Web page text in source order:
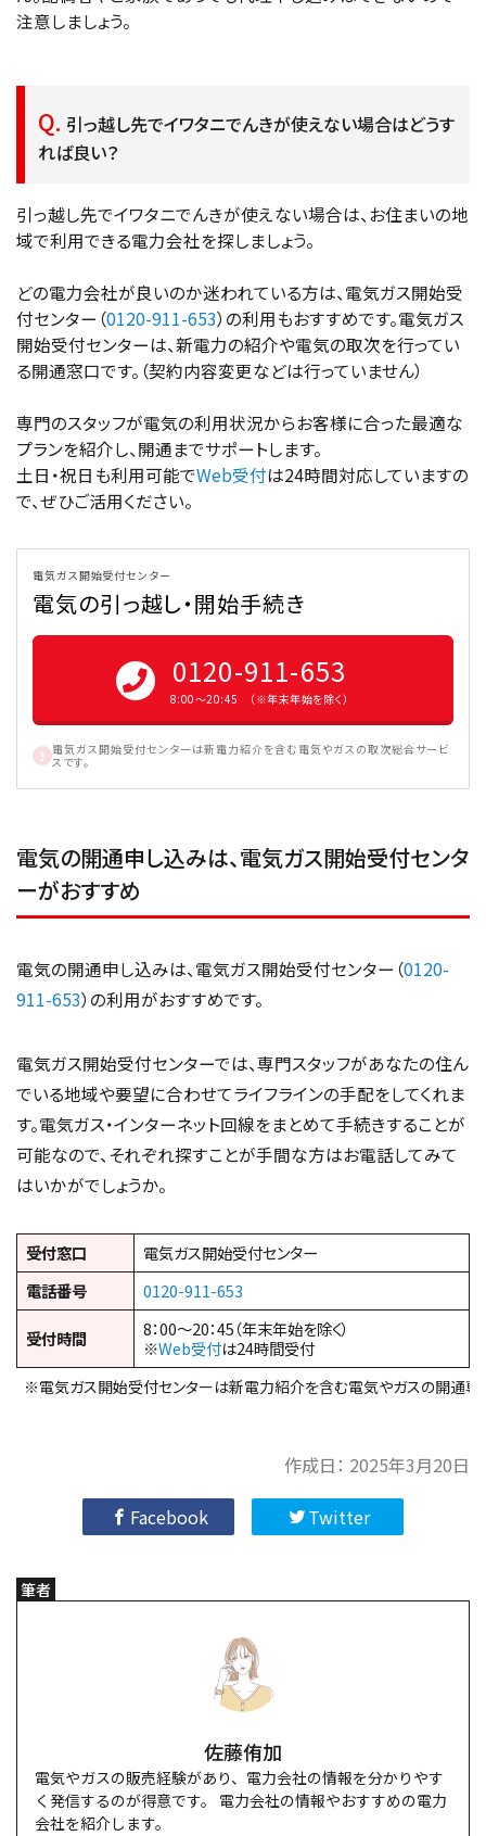
注意しましょう。
引っ越し先でイワタニでんきが使えない場合はどうす
れば良い？
引っ越し先でイワタニでんきが使えない場合は、お住まいの地
域で利用できる電力会社を探しましょう。
どの電力会社が良いのか迷われている方は、電気ガス開始受
付センター（0120-911-653）の利用もおすすめです。電気ガス
開始受付センターは、新電力の紹介や電気の取次を行ってい
る開通窓口です。（契約内容変更などは行っていません）
専門のスタッフが電気の利用状況からお客様に合った最適な
プランを紹介し、開通までサポートします。
土日・祝日も利用可能でWeb受付は24時間対応していますの
で、ぜひご活用ください。
電気ガス開始受付センター
電気の引っ越し・開始手続き
0120-911-653
8:00〜20:45 （※年末年始を除く）
電気ガス開始受付センターは新電力紹介を含む電気やガスの取次総合サービ
スです。
電気の開通申し込みは、電気ガス開始受付センタ
ーがおすすめ
電気の開通申し込みは、電気ガス開始受付センター（0120-
911-653）の利用がおすすめです。
電気ガス開始受付センターでは、専門スタッフがあなたの住ん
でいる地域や要望に合わせてライフラインの手配をしてくれま
す。電気ガス・インターネット回線をまとめて手続きすることが
可能なので、それぞれ探すことが手間な方はお電話してみて
はいかがでしょうか。
受付窓口
電気ガス開始受付センター
電話番号
0120-911-653
受付時間
8：00～20：45（年末年始を除く）
※Web受付は24時間受付
※電気ガス開始受付センターは新電力紹介を含む電気やガスの開通専
作成日： 2025年3月20日
Facebook
Twitter
筆者
佐藤侑加
電気やガスの販売経験があり、電力会社の情報を分かりやす
く発信するのが得意です。 電力会社の情報やおすすめの電力
会社を紹介します。